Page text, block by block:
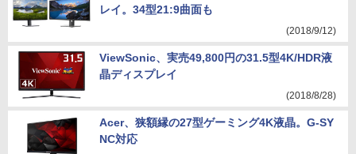
レイ。34型21:9曲面も
(2018/9/12)
ViewSonic、実売49,800円の31.5型4K/HDR液
晶ディスプレイ
(2018/8/28)
Acer、狭額縁の27型ゲーミング4K液晶。G-SY
NC対応